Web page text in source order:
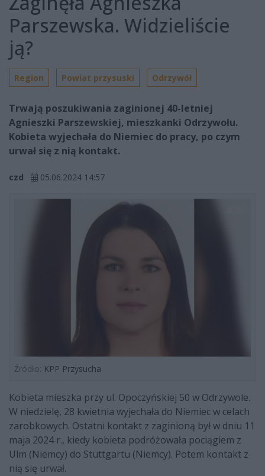
Parszewska. Widzieliście
ją?
Region Powiat przysuski Odrzywół
Trwają poszukiwania zaginionej 40-letniej
Agnieszki Parszewskiej, mieszkanki Odrzywołu.
Kobieta wyjechała do Niemiec do pracy, po czym
urwał się z nią kontakt.
czd 05.06.2024 14:57
Źródło: KPP Przysucha
Kobieta mieszka przy ul. Opoczyńskiej 50 w Odrzywole.
W niedzielę, 28 kwietnia wyjechała do Niemiec w celach
zarobkowych. Ostatni kontakt z zaginioną był w dniu 11
maja 2024 r., kiedy kobieta podróżowała pociągiem z
Ulm (Niemcy) do Stuttgartu (Niemcy). Potem kontakt z
nią się urwał.